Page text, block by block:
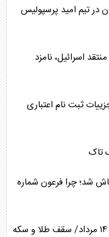
تیم امید پرسپولیس
اسرائیل، نامزد
ثبت نام اعتباری
تاک
شد؛ چرا فرعون شماره
آخرین قیمت طلا و سکه امروز چهارشنبه ۱۴ مرداد/ سقف طلا و سکه